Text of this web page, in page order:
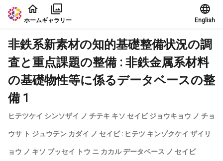
本文に飛ぶ
ホームギャラリー English
非鉄系新素材の知的基礎整備状況の調
査と重点課題の整備 : 非鉄金属系材料
の基礎物性等に係るデータベースの整
備 1
ヒテツケイ シンソザイ ノ チテキ キソ セイビ ジョウキョウ ノ チョ
ウサ ト ジュウテン カダイ ノ セイビ : ヒテツ キンゾクケイ ザイリ
ョウ ノ キソ ブッセイ トウ ニ カカル データベース ノ セイビ